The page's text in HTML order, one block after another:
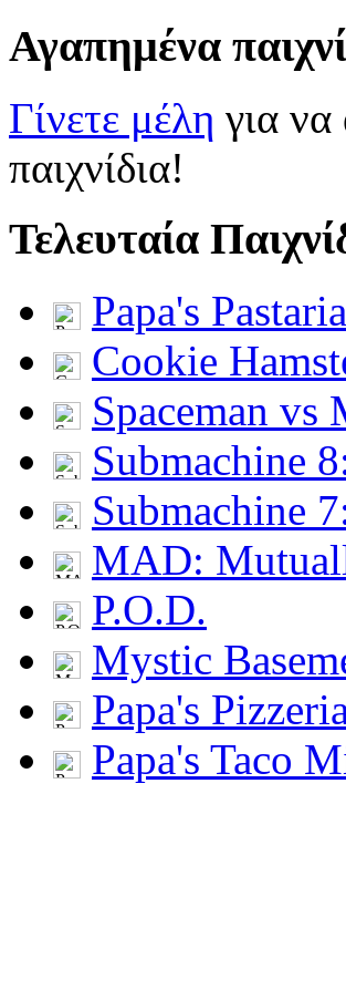
Αγαπημένα
Γίνετε μέλη για
παιχνίδια!
Τελευταία
Papa's Pastaria
Cookie
Spaceman vs
Submachine
Submachine
MAD:
P.O.D.
Mystic
Papa's
Papa's Taco